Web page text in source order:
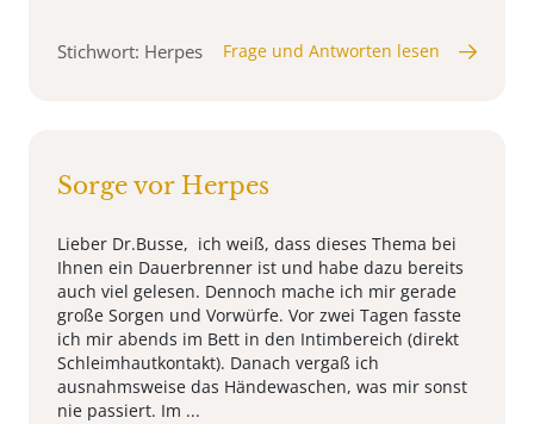
Stichwort: Herpes Frage und Antworten lesen
Sorge vor Herpes
Lieber Dr.Busse, ich weiß, dass dieses Thema bei
Ihnen ein Dauerbrenner ist und habe dazu bereits
auch viel gelesen. Dennoch mache ich mir gerade
große Sorgen und Vorwürfe. Vor zwei Tagen fasste
ich mir abends im Bett in den Intimbereich (direkt
Schleimhautkontakt). Danach vergaß ich
ausnahmsweise das Händewaschen, was mir sonst
nie passiert. Im ...